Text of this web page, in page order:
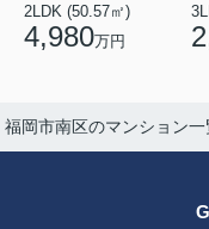
2LDK (50.57㎡)
4,980万円
福岡市南区のマンション一